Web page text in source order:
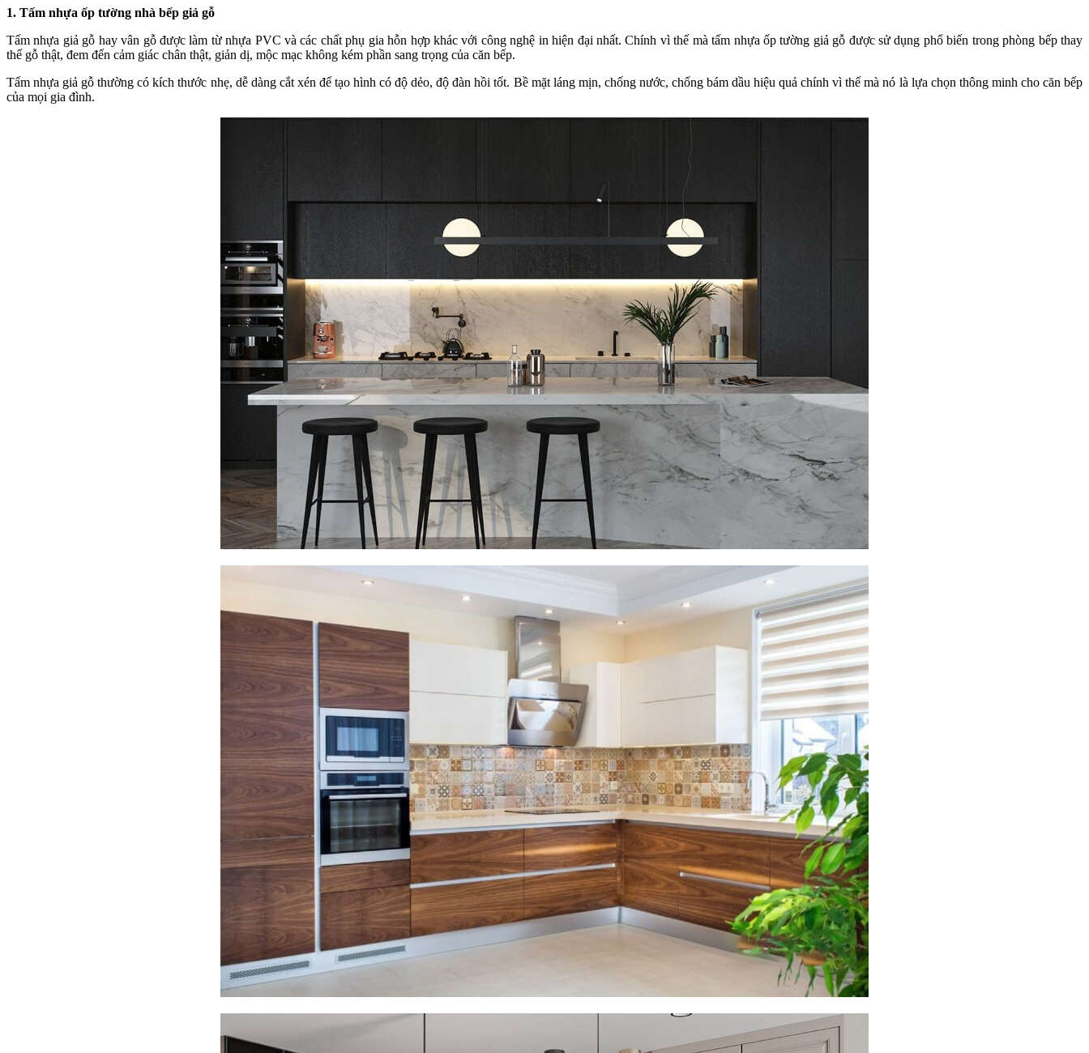
1. Tấm nhựa ốp tường nhà bếp giả gỗ
Tấm nhựa giả gỗ hay vân gỗ được làm từ nhựa PVC và các chất phụ gia hỗn hợp khác với công nghệ in hiện đại nhất. Chính vì thế mà tấm nhựa ốp tường giả gỗ được sử dụng phổ biến trong phòng bếp thay
thế gỗ thật, đem đến cảm giác chân thật, giản dị, mộc mạc không kém phần sang trọng của căn bếp.
Tấm nhựa giả gỗ thường có kích thước nhẹ, dễ dàng cắt xén để tạo hình có độ dẻo, độ đàn hồi tốt. Bề mặt láng mịn, chống nước, chống bám dầu hiệu quả chính vì thế mà nó là lựa chọn thông minh cho căn bếp
của mọi gia đình.